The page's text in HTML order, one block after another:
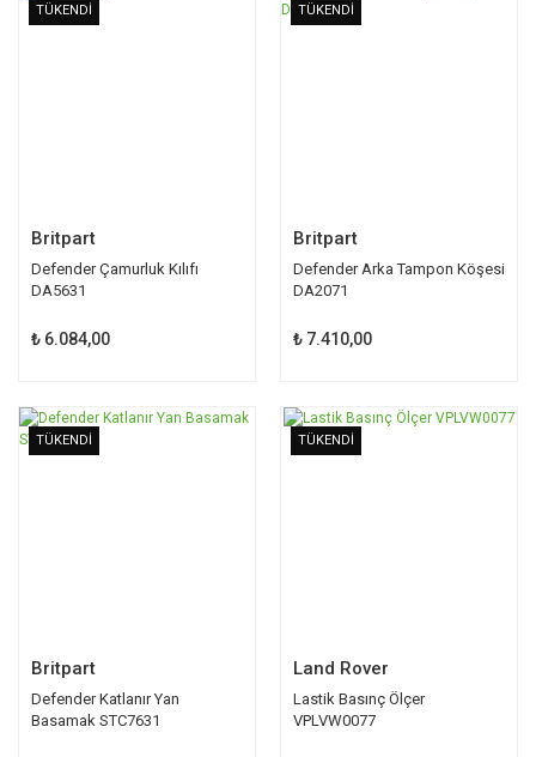
TÜKENDİ
Britpart
Defender Çamurluk Kılıfı
DA5631
₺ 6.084,00
TÜKENDİ
Britpart
Defender Arka Tampon Köşesi
DA2071
₺ 7.410,00
TÜKENDİ
Britpart
Defender Katlanır Yan
Basamak STC7631
TÜKENDİ
Land Rover
Lastik Basınç Ölçer
VPLVW0077